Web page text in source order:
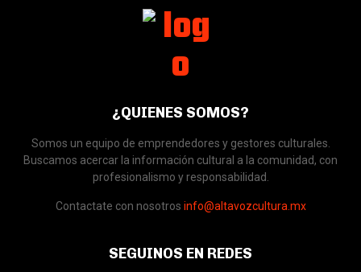
¿QUIENES SOMOS?
Somos un equipo de emprendedores y gestores culturales.
Buscamos acercar la información cultural a la comunidad, con
profesionalismo y responsabilidad.
Contactate con nosotros info@altavozcultura.mx
SEGUINOS EN REDES